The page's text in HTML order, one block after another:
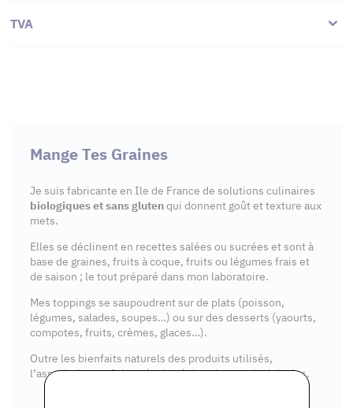
TVA
Mange Tes Graines
Je suis fabricante en Ile de France de solutions culinaires
biologiques et sans glutenqui donnent goût et texture aux
mets.
Elles se déclinent en recettes salées ou sucrées et sont à
base de graines, fruits à coque, fruits ou légumes frais et
de saison ; le tout préparé dans mon laboratoire.
Mes toppings se saupoudrent sur de plats (poisson,
légumes, salades, soupes…) ou sur des desserts (yaourts,
compotes, fruits, crèmes, glaces…).
Outre les bienfaits naturels des produits utilisés,
l’association parfois osée des épices les rend originales.